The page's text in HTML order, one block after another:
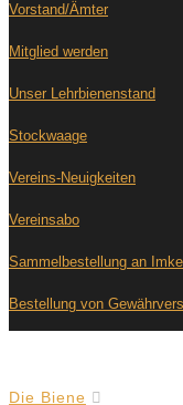
Vorstand/Ämter
Mitglied werden
Unser Lehrbienenstand
Stockwaage
Vereins-Neuigkeiten
Vereinsabo
Sammelbestellung an
Bestellung von
Die Biene